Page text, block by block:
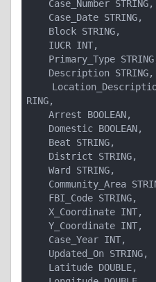
RING,
    Arrest BOOLEAN,
    Ward STRING,
    X_Coordinate INT,
    Y_Coordinate INT,